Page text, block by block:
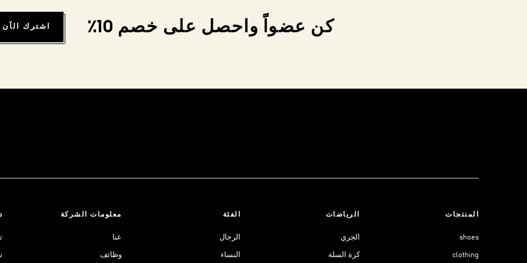
كن عضواً واحصل على خصم 10٪ اشترك الآن
المنتجات
shoes
clothing
الرياضات
الجري
كرة السلة
الفئة
الرجال
النساء
معلومات الشركة
عنا
وظائف